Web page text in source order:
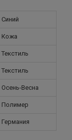
Синий
Кожа
Текстиль
Текстиль
Осень-Весна
Полимер
Германия